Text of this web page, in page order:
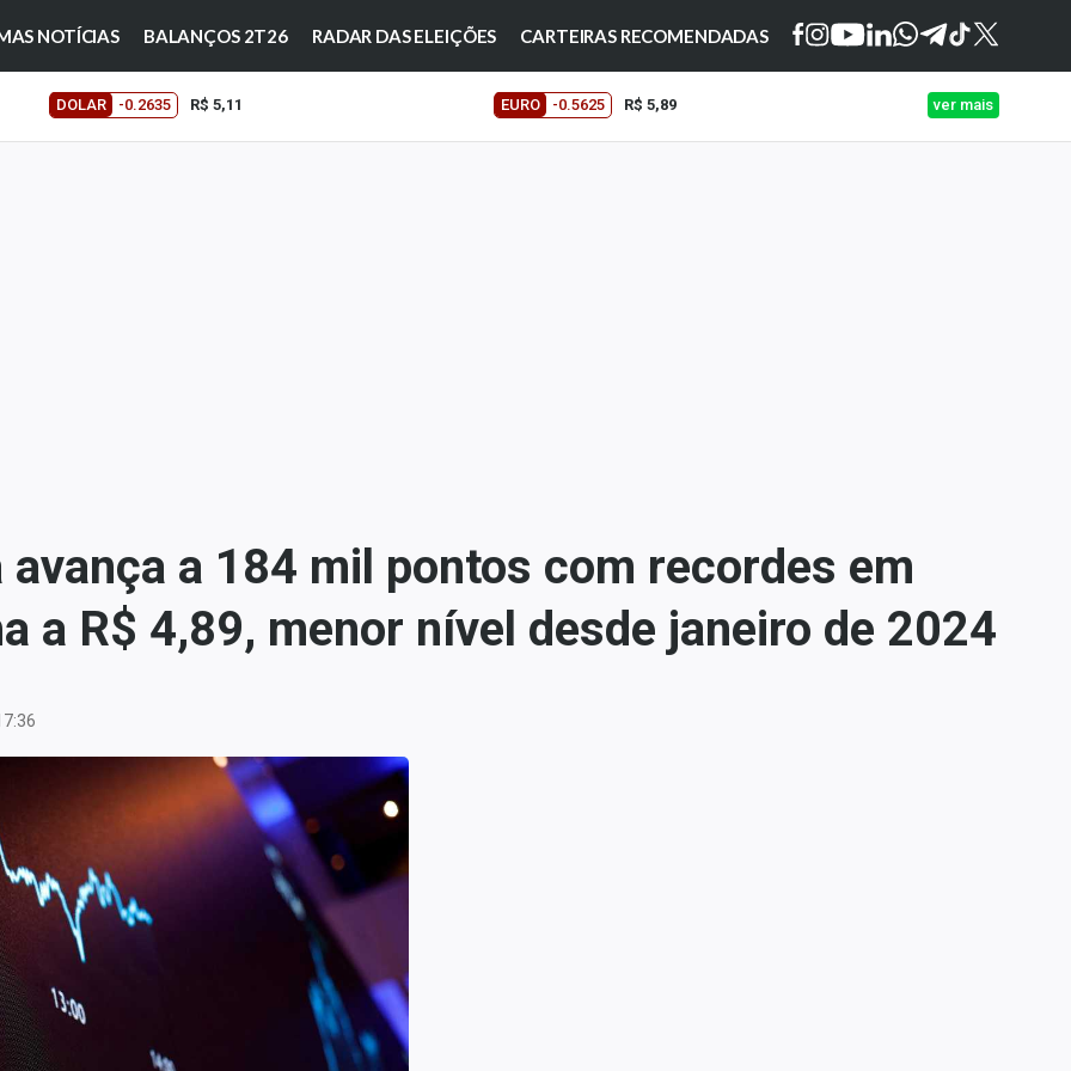
NOTÍCIAS BALANÇOS 2T26 RADAR DAS ELEIÇÕES CARTEIRAS RECOMENDADAS
DOLAR -0.2635 R$ 5,11 EURO -0.5625 R$ 5,89 ver mais
avança a 184 mil pontos com recordes em
a R$ 4,89, menor nível desde janeiro de 2024